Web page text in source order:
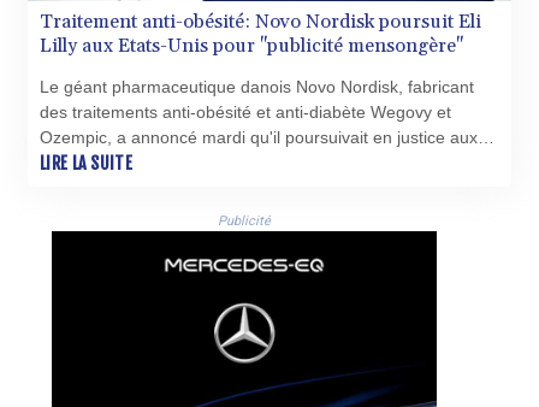
KYD 0.961725
KZT 540.782319
LBP
103342.499248
LKR 387.641311
LTL 3.408332
LYD 7.356456
MAD 10.767203
MDL 20.079427
MGA 4961.611298
MKD 61.52518
Traitement anti-obésité: Novo Nordisk poursuit Eli
Lilly aux Etats-Unis pour "publicité mensongère"
Le géant pharmaceutique danois Novo Nordisk, fabricant
des traitements anti-obésité et anti-diabète Wegovy et
Ozempic, a annoncé mardi qu'il poursuivait en justice aux
Etats-Unis son premier concurrent, le laboratoire américain
LIRE LA SUITE
Publicité